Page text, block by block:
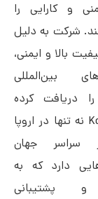
و کارایی را
شرکت به دلیل
بالا و ایمنی،
بین‌المللی
دریافت کرده
است. Kong نه تنها در اروپا
سراسر جهان
دارد که به
پشتیبانی